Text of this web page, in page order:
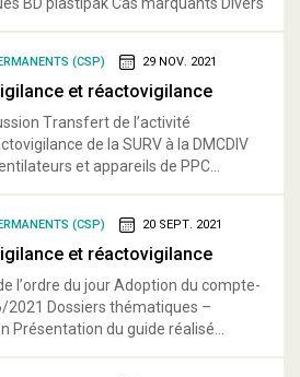
(CSP) 29 NOV. 2021
et réactovigilance
Transfert de l’activité
de la SURV à la DMCDIV
et appareils de PPC...
(CSP) 20 SEPT. 2021
et réactovigilance
l’ordre du jour Adoption du compte-
2021 Dossiers thématiques –
Présentation du guide réalisé...